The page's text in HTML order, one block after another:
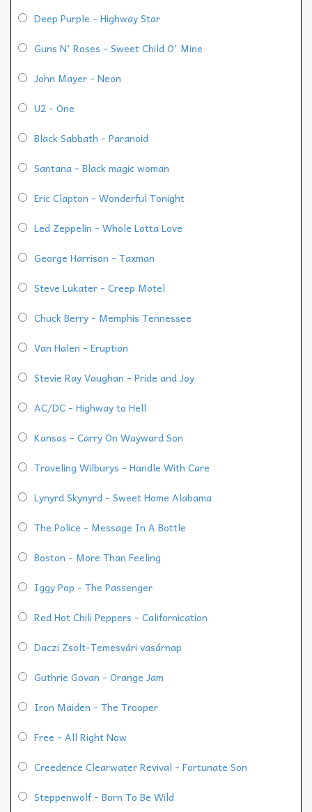
Deep Purple - Highway Star
Guns N' Roses - Sweet Child O' Mine
John Mayer - Neon
U2 - One
Black Sabbath - Paranoid
Santana - Black magic woman
Eric Clapton - Wonderful Tonight
Led Zeppelin - Whole Lotta Love
George Harrison - Taxman
Steve Lukater - Creep Motel
Chuck Berry - Memphis Tennessee
Van Halen - Eruption
Stevie Ray Vaughan - Pride and Joy
AC/DC - Highway to Hell
Kansas - Carry On Wayward Son
Traveling Wilburys - Handle With Care
Lynyrd Skynyrd - Sweet Home Alabama
The Police - Message In A Bottle
Boston - More Than Feeling
Iggy Pop - The Passenger
Red Hot Chili Peppers - Californication
Daczi Zsolt-Temesvári vasárnap
Guthrie Govan - Orange Jam
Iron Maiden - The Trooper
Free - All Right Now
Creedence Clearwater Revival - Fortunate Son
Steppenwolf - Born To Be Wild